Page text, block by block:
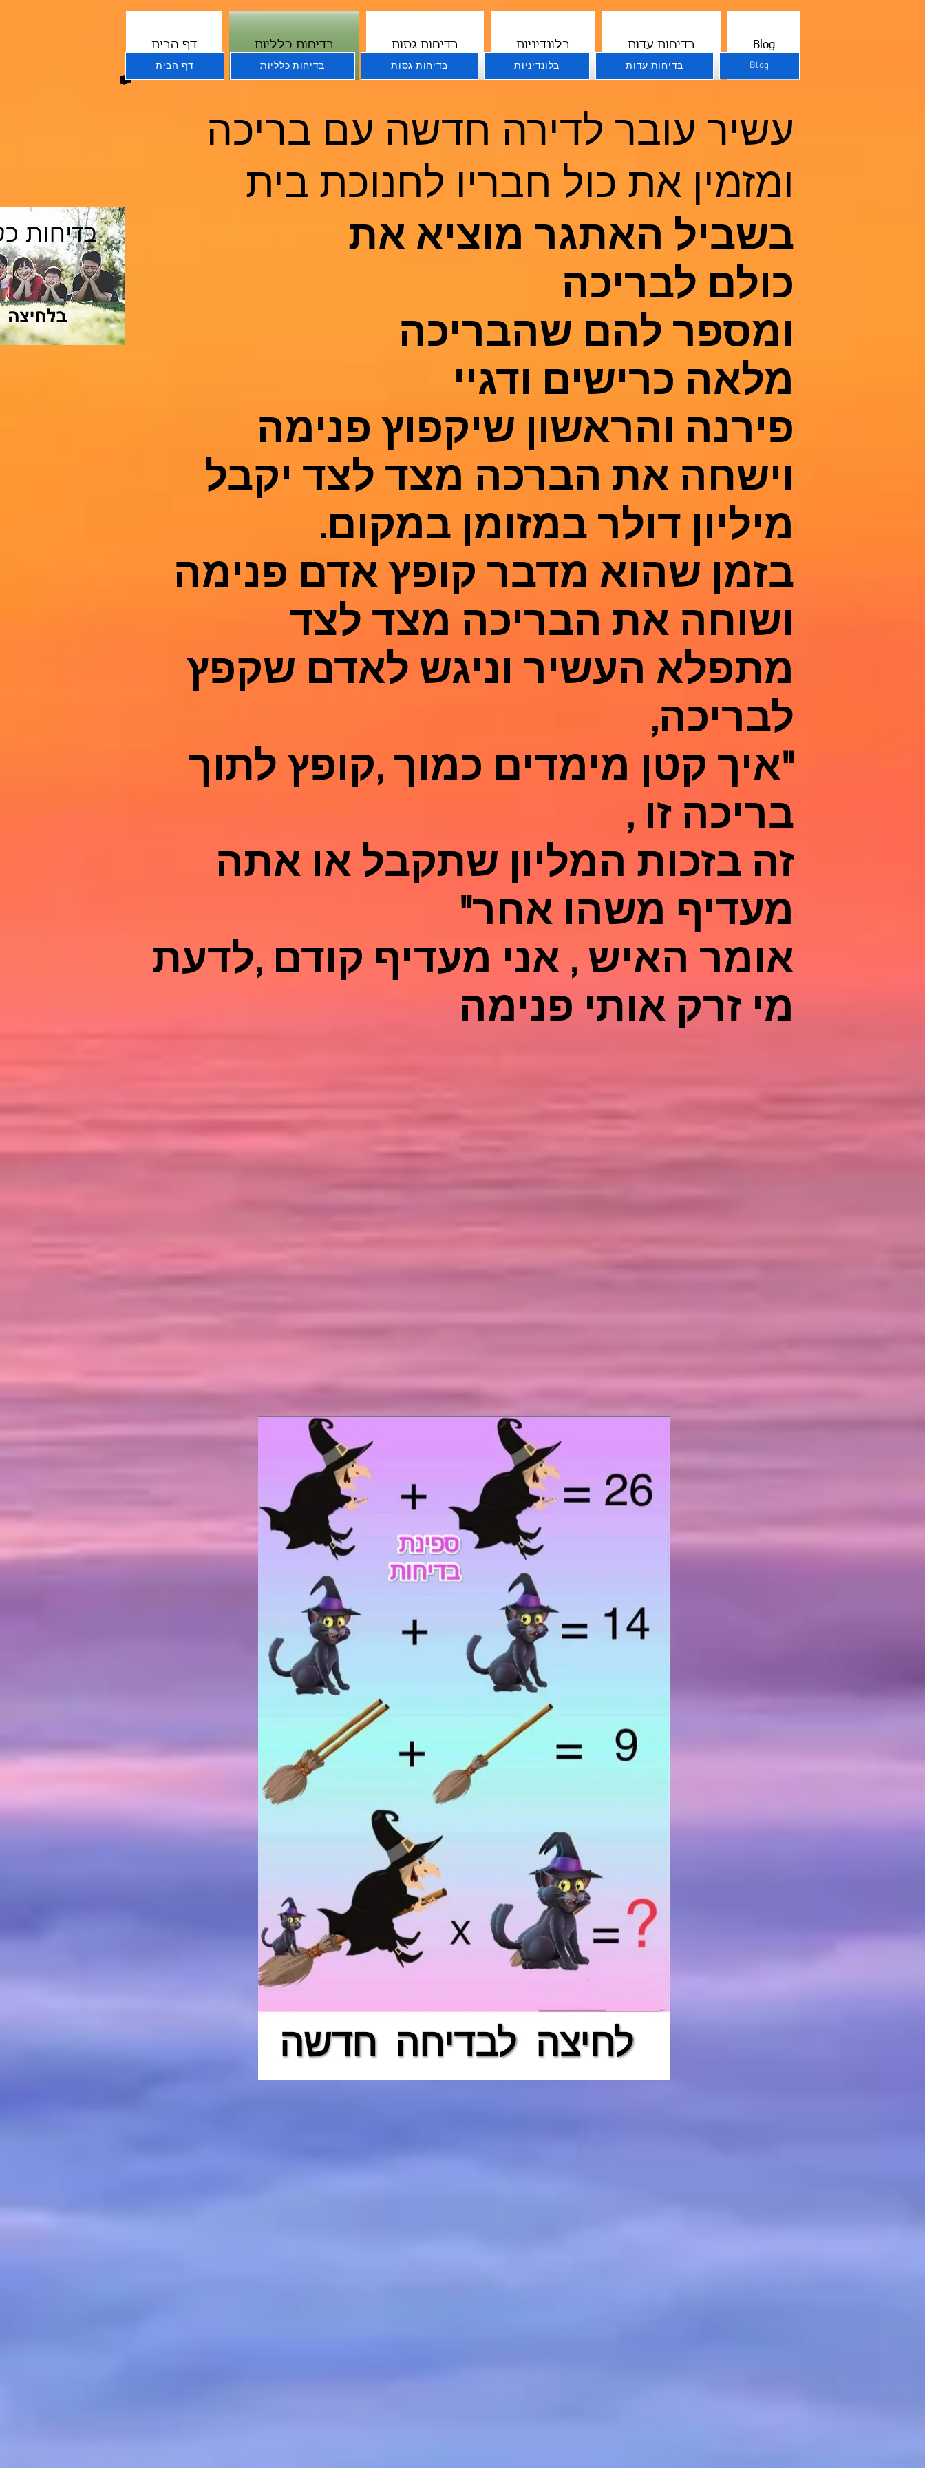
דף הבית בדיחות כלליות בדיחות גסות בלונדיניות בדיחות עדות Blog
עשיר עובר לדירה חדשה עם בריכה
ומזמין את כול חבריו לחנוכת בית
בשביל האתגר מוציא את
כולם לבריכה
ומספר להם שהבריכה
מלאה כרישים ודגיי
פירנה והראשון שיקפוץ פנימה
וישחה את הברכה מצד לצד יקבל
מיליון דולר במזומן במקום.
בזמן שהוא מדבר קופץ אדם פנימה
ושוחה את הבריכה מצד לצד
מתפלא העשיר וניגש לאדם שקפץ
לבריכה,
"איך קטן מימדים כמוך ,קופץ לתוך
בריכה זו ,
זה בזכות המליון שתקבל או אתה
מעדיף משהו אחר"
אומר האיש , אני מעדיף קודם ,לדעת
מי זרק אותי פנימה
דף הבית בדיחות כלליות בדיחות גסות בלונדיניות בדיחות עדות Blog